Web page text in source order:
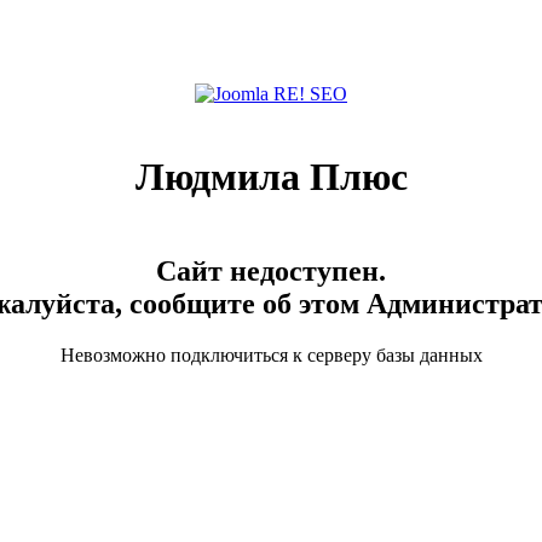
Людмила Плюс
Сайт недоступен.
сообщите об этом
Невозможно подключиться к серверу базы данных